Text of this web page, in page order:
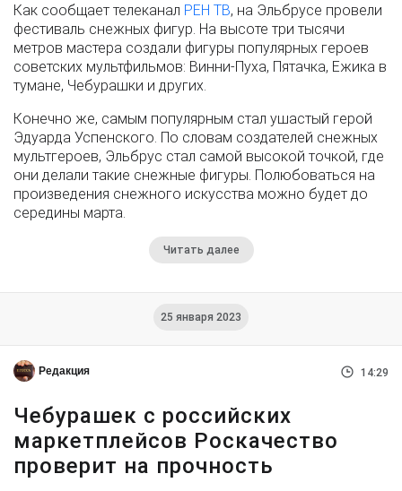
Как сообщает телеканал РЕН ТВ, на Эльбрусе провели
фестиваль снежных фигур. На высоте три тысячи
метров мастера создали фигуры популярных героев
советских мультфильмов: Винни-Пуха, Пятачка, Ежика в
тумане, Чебурашки и других.
Конечно же, самым популярным стал ушастый герой
Эдуарда Успенского. По словам создателей снежных
мультгероев, Эльбрус стал самой высокой точкой, где
они делали такие снежные фигуры. Полюбоваться на
произведения снежного искусства можно будет до
середины марта.
Читать далее
25 января 2023
Редакция 14:29
Чебурашек с российских
маркетплейсов Роскачество
проверит на прочность